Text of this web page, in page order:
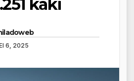
kaki
6, 2025